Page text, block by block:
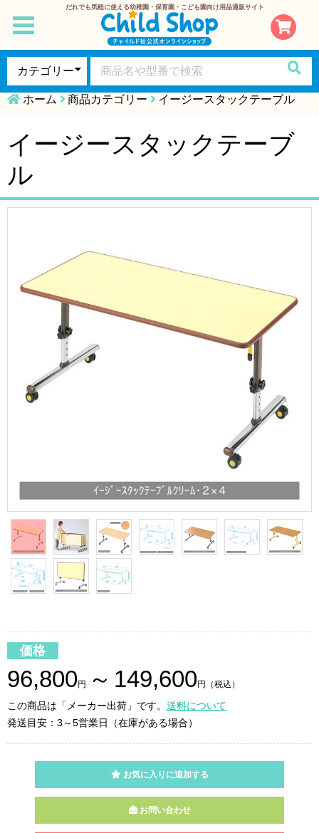
だれでも気軽に使える幼稚園・保育園・こども園向け用品通販サイト
toggle
navigation
ホーム 商品カテゴリー イージースタックテーブル
イージースタックテーブ
ル
価格
96,800 円 ～ 149,600 円（税込）
この商品は「メーカー出荷」です。 送料について
発送目安：3～5営業日（在庫がある場合）
お気に入りに追加する
お問い合わせ